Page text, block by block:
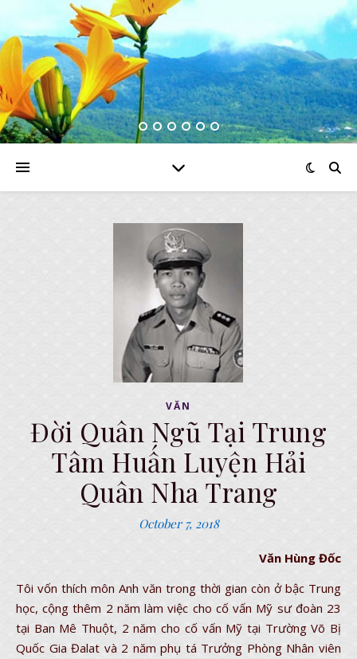
VĂN
Đời Quân Ngũ Tại Trung
Tâm Huấn Luyện Hải
Quân Nha Trang
October 7, 2018
Văn Hùng Đốc
Tôi vốn thích môn Anh văn trong thời gian còn ở bậc Trung
học, cộng thêm 2 năm làm việc cho cố vấn Mỹ sư đoàn 23
tại Ban Mê Thuột, 2 năm cho cố vấn Mỹ tại Trường Võ Bị
Quốc Gia Đalat và 2 năm phụ tá Trưởng Phòng Nhân viên